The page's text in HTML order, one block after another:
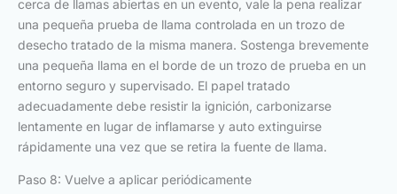
cerca de llamas abiertas en un evento, vale la pena realizar
una pequeña prueba de llama controlada en un trozo de
desecho tratado de la misma manera. Sostenga brevemente
una pequeña llama en el borde de un trozo de prueba en un
entorno seguro y supervisado. El papel tratado
adecuadamente debe resistir la ignición, carbonizarse
lentamente en lugar de inflamarse y auto extinguirse
rápidamente una vez que se retira la fuente de llama.
Paso 8: Vuelve a aplicar periódicamente